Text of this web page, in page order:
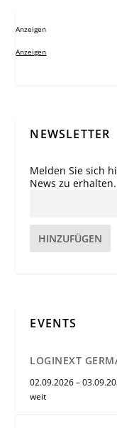
Anzeigen
Anzeigen
NEWSLETTER
Melden Sie sich
News zu erhalten.
HINZUFÜGEN
EVENTS
LOGINEXT
02.09.2026 –
weit